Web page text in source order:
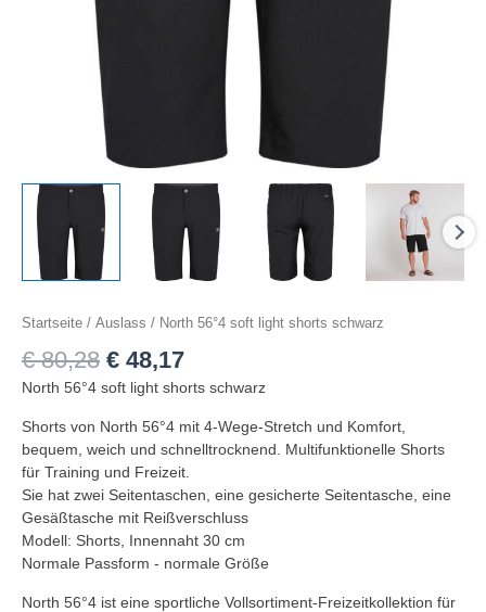
Startseite / Auslass / North 56°4 soft light shorts schwarz
€80,28 € 48,17
North 56°4 soft light shorts schwarz
Shorts von North 56°4 mit 4-Wege-Stretch und Komfort,
bequem, weich und schnelltrocknend. Multifunktionelle Shorts
für Training und Freizeit.
Sie hat zwei Seitentaschen, eine gesicherte Seitentasche, eine
Gesäßtasche mit Reißverschluss
Modell: Shorts, Innennaht 30 cm
Normale Passform - normale Größe
North 56°4 ist eine sportliche Vollsortiment-Freizeitkollektion für